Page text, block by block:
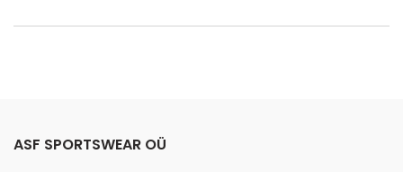
ASF SPORTSWEAR OÜ